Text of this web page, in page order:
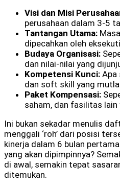
Visi dan Misi
perusahaan dalam 3-5
Tantangan Utama:
dipecahkan oleh
Budaya Organisasi:
dan nilai-nilai yang
Kompetensi Kunci: Apa
dan soft skill yang
Paket Kompensasi:
saham, dan fasilitas
Ini bukan sekadar menulis
menggali ‘roh’ dari posisi
kinerja dalam 6 bulan
yang akan dipimpinnya?
di awal, semakin tepat
ditemukan.